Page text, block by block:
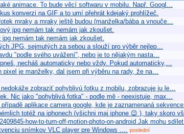
animace. To bude věcí softwaru v mobilu. Např. Googl…
konverzi na GIF a to umí přehrát kdejaký prohlížeč.
mraky a mraky ještě budou (manželka/bába a vnouče…
jpg nemám tak nemám jak zkoušet.
nemám tak nemám jak zkoušet.
JPG, sejmutých za sebou a slouží pro výběr nejlep…
"podle svého uvážení", nebo je to nějakým nasta…
necháš automaticky nebo vždy. Pokud automaticky,…
je manželky, dal jsem při výběru na rady, že na…
zobraziť pohyblivú fotku z mobilu, zobrazuje ju le…
Nic jako "pohyblivá fotka" - podle mě - neexistuje, max…
aplikace camera google, kde je zaznamenaná
totéž na iphonech (všichni maj iphone 😉 ), taky skoro
how-to-turn-off-motion-photo-on-android Jak mohu sdílet
snímkov VLC player pre Windows …. poslední